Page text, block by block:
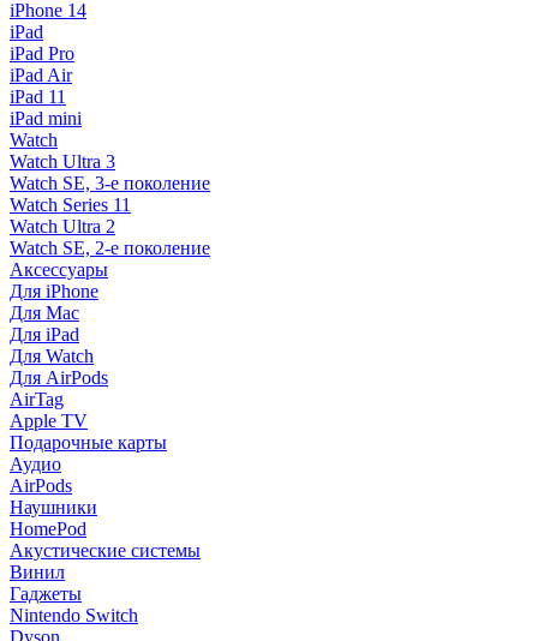
iPhone 14
iPad
iPad Pro
iPad Air
iPad 11
iPad mini
Watch
Watch Ultra 3
Watch SE, 3-е поколение
Watch Series 11
Watch Ultra 2
Watch SE, 2-е поколение
Аксессуары
Для iPhone
Для Mac
Для iPad
Для Watch
Для AirPods
AirTag
Apple TV
Подарочные карты
Аудио
AirPods
Наушники
HomePod
Акустические системы
Винил
Гаджеты
Nintendo Switch
Dyson